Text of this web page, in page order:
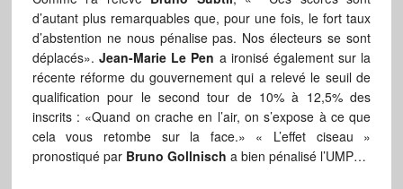
d’autant plus remarquables que, pour une fois, le fort taux
d’abstention ne nous pénalise pas. Nos électeurs se sont
déplacés». Jean-Marie Le Pen a ironisé également sur la
récente réforme du gouvernement qui a relevé le seuil de
qualification pour le second tour de 10% à 12,5% des
inscrits : «Quand on crache en l’air, on s’expose à ce que
cela vous retombe sur la face.» « L’effet ciseau »
pronostiqué par Bruno Gollnisch a bien pénalisé l’UMP…